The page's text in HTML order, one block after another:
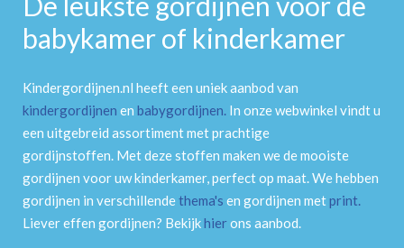
babykamer of kinderkamer
Kindergordijnen.nl heeft een uniek aanbod van
kindergordijnen en babygordijnen. In onze webwinkel vindt u
een uitgebreid assortiment met prachtige
gordijnstoffen. Met deze stoffen maken we de mooiste
gordijnen voor uw kinderkamer, perfect op maat. We hebben
gordijnen in verschillendethema's en gordijnen metprint.
Liever effen gordijnen? Bekijkhierons aanbod.